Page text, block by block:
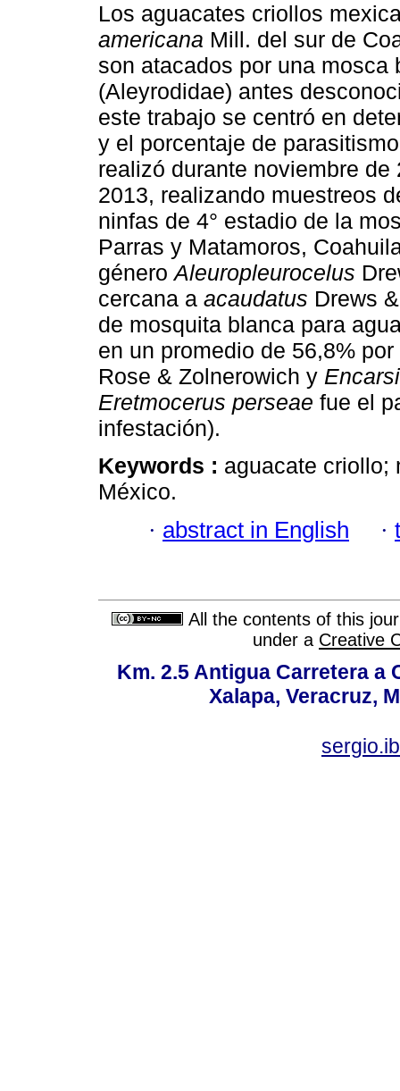
Los aguacates criollos
americana Mill. del sur de
son atacados por una mosca
(Aleyrodidae) antes
este trabajo se centró en
y el porcentaje de
realizó durante noviembre
2013, realizando muestreos
ninfas de 4° estadio de la
Parras y Matamoros,
géneroAleuropleurocelus
cercana a acaudatus Drews
de mosquita blanca para
en un promedio de 56,8%
Rose & Zolnerowich y
Eretmocerus perseae fue el
infestación).
Keywords : aguacate criollo;
México.
· abstract in English ·
All the contents of this
under a Creative
Km. 2.5 Antigua Carretera a
Xalapa, Veracruz,